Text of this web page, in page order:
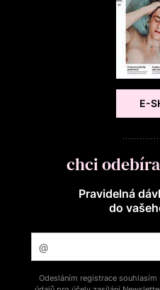
E-
chci
Pravidelná
do
Odesláním registrace